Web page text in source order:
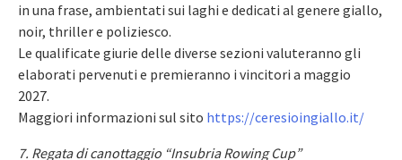
in una frase, ambientati sui laghi e dedicati al genere giallo,
noir, thriller e poliziesco.
Le qualificate giurie delle diverse sezioni valuteranno gli
elaborati pervenuti e premieranno i vincitori a maggio
2027.
Maggiori informazioni sul sito https://ceresioingiallo.it/
7. Regata di canottaggio “Insubria Rowing Cup”